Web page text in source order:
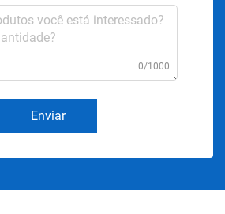
0/1000
Enviar